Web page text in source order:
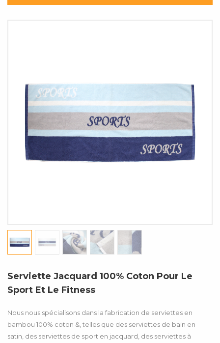
Serviette Jacquard 100% Coton Pour Le
Sport Et Le Fitness
Nous nous spécialisons dans la fabrication de serviettes en
bambou 100% coton &, telles que des serviettes de bain en
satin, des serviettes de sport en jacquard, des serviettes à